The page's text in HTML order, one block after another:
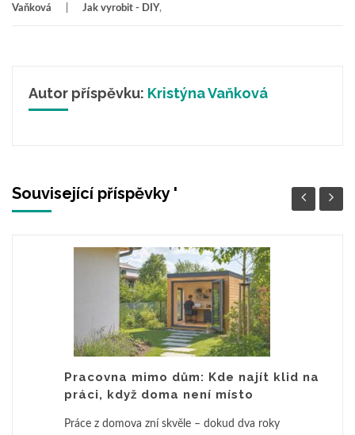
Vaňková Jak vyrobit - DIY,
Autor příspěvku: Kristýna Vaňková
Související příspěvky '
Pracovna mimo dům: Kde najít klid na
práci, když doma není místo
Práce z domova zní skvěle – dokud dva roky